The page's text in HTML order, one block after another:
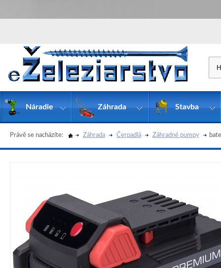
Právě se nacházíte: Záhrada Čerpadlá Záhradné pumpy
Náradie Záhrada Stavba